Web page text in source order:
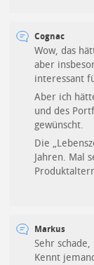
Cognac
Wow, das
aber
interessant
Aber ich
und des
gewünscht.
Die
Jahren. Mal
Markus
Sehr
Kennt